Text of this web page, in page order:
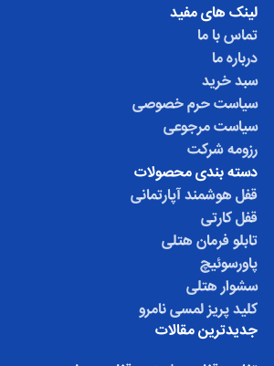
لینک های مفید
تماس با ما
درباره ما
سبد خرید
سیاست حرم خصوصی
سیاست مرجوعی
رزومه شرکت
دسته بندی محصولات
قفل هوشمند آپارتمانی
قفل کارتی
تابلو فرمان هتلی
پاورسوئیچ
سشوار هتلی
کلید پریز لمسی نامرو
جدیدترین مقالات